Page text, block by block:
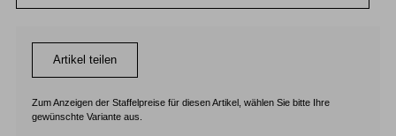
Artikel teilen
Zum Anzeigen der Staffelpreise für diesen Artikel, wählen Sie bitte Ihre
gewünschte Variante aus.